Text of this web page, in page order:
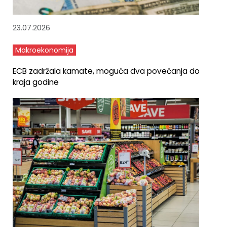
23.07.2026
Makroekonomija
ECB zadržala kamate, moguća dva povećanja do
kraja godine